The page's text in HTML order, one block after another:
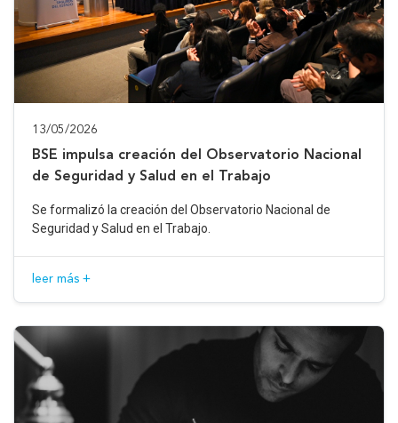
13/05/2026
BSE impulsa creación del Observatorio Nacional
de Seguridad y Salud en el Trabajo
Se formalizó la creación del Observatorio Nacional de
Seguridad y Salud en el Trabajo.
leer más +